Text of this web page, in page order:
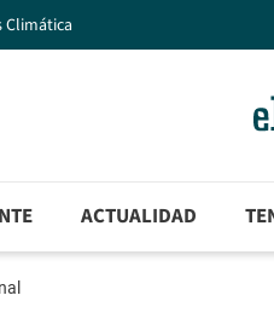
Climática
ACTUALIDAD